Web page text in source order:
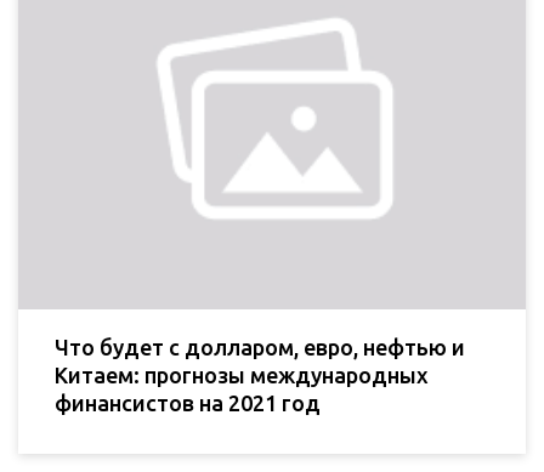
Что будет с долларом, евро, нефтью и
Китаем: прогнозы международных
финансистов на 2021 год